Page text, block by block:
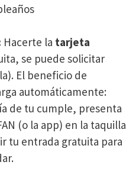
Hacerte la tarjeta
se puede solicitar
El beneficio de
automáticamente:
de tu cumple, presenta
(o la app) en la taquilla
tu entrada gratuita para